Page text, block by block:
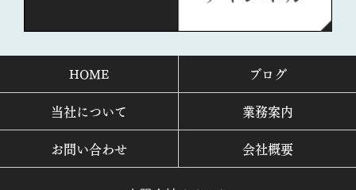
HOME
ブログ
当社について
業務案内
お問い合わせ
会社概要